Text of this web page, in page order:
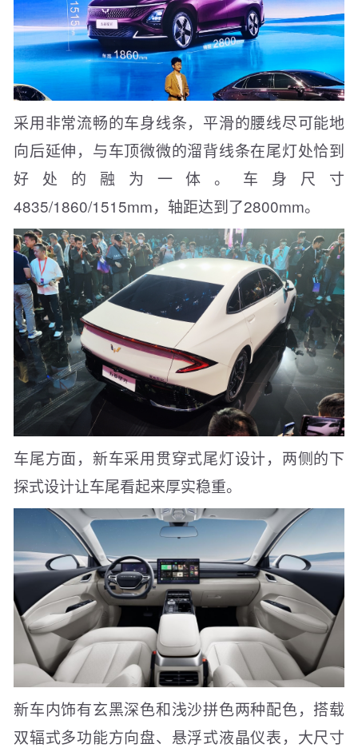
采用非常流畅的车身线条，平滑的腰线尽可能地
向后延伸，与车顶微微的溜背线条在尾灯处恰到
好处的融为一体。车身尺寸
4835/1860/1515mm，轴距达到了2800mm。
车尾方面，新车采用贯穿式尾灯设计，两侧的下
探式设计让车尾看起来厚实稳重。
新车内饰有玄黑深色和浅沙拼色两种配色，搭载
双辐式多功能方向盘、悬浮式液晶仪表，大尺寸